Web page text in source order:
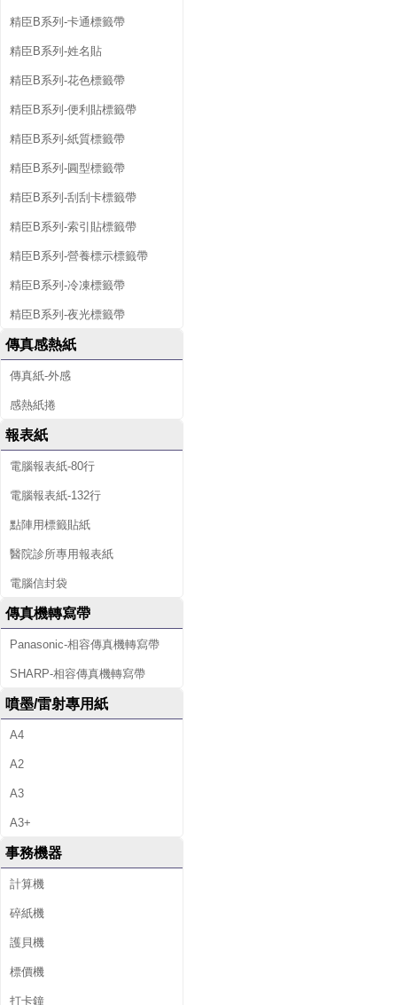
精臣B系列-卡通標籤帶
精臣B系列-姓名貼
精臣B系列-花色標籤帶
精臣B系列-便利貼標籤帶
精臣B系列-紙質標籤帶
精臣B系列-圓型標籤帶
精臣B系列-刮刮卡標籤帶
精臣B系列-索引貼標籤帶
精臣B系列-營養標示標籤帶
精臣B系列-冷凍標籤帶
精臣B系列-夜光標籤帶
傳真感熱紙
傳真紙-外感
感熱紙捲
報表紙
電腦報表紙-80行
電腦報表紙-132行
點陣用標籤貼紙
醫院診所專用報表紙
電腦信封袋
傳真機轉寫帶
Panasonic-相容傳真機轉寫帶
SHARP-相容傳真機轉寫帶
噴墨/雷射專用紙
A4
A2
A3
A3+
事務機器
計算機
碎紙機
護貝機
標價機
打卡鐘